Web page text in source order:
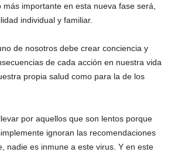
importante en esta nueva fase será,
individual y familiar.
de nosotros debe crear conciencia y
de cada acción en nuestra vida
propia salud como para la de los
por aquellos que son lentos porque
ignoran las recomendaciones
nadie es inmune a este virus. Y en este